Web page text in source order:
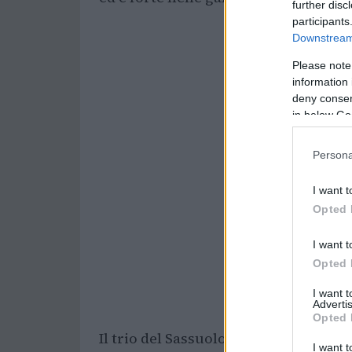
further
Please
information
deny
in below
I want
Opted
I want
Opted
I want
Opted
I want
Il trio del Sassuolo campione